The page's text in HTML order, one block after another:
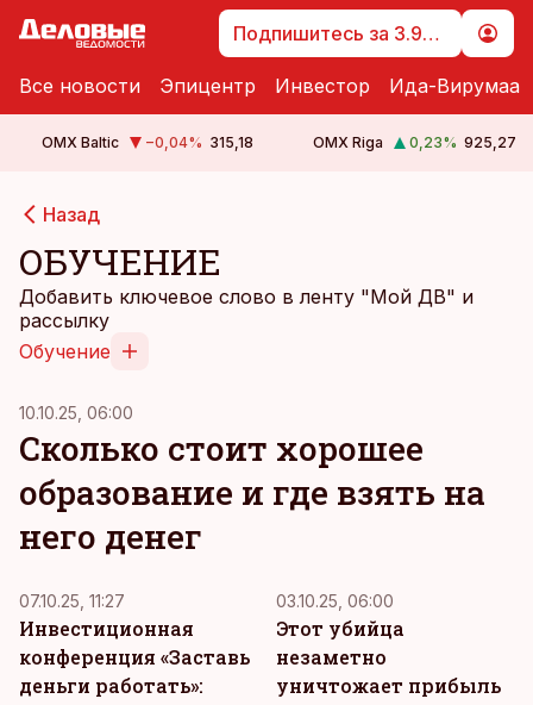
Подпишитесь за 3.99 €
Все новости Эпицентр Инвестор Ида-Вирумаа
OMX Baltic −0,04% 315,18 OMX Riga 0,23% 925,27
Назад
ОБУЧЕНИЕ
Добавить ключевое слово в ленту "Мой ДВ" и
рассылку
Обучение
10.10.25, 06:00
Сколько стоит хорошее
образование и где взять на
него денег
07.10.25, 11:27
Инвестиционная
конференция «Заставь
деньги работать»:
03.10.25, 06:00
Этот убийца
незаметно
уничтожает прибыль